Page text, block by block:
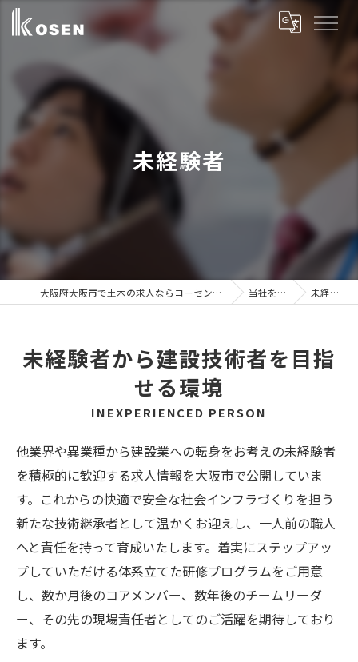
未経験者
大阪府大阪市で土木の求人ならコーセン建設株式会社 当社を知る 未経験者
未経験者から建設技術者を目指
せる環境
INEXPERIENCED PERSON
他業界や異業種から建設業への転身をお考えの未経験者
を積極的に歓迎する求人情報を大阪市で公開していま
す。これからの快適で安全な社会インフラづくりを担う
新たな技術継承者として温かくお迎えし、一人前の職人
へと責任を持って育成いたします。着実にステップアッ
プしていただける体系立てた研修プログラムをご用意
し、数か月後のコアメンバー、数年後のチームリーダ
ー、その先の現場責任者としてのご活躍を期待しており
ます。